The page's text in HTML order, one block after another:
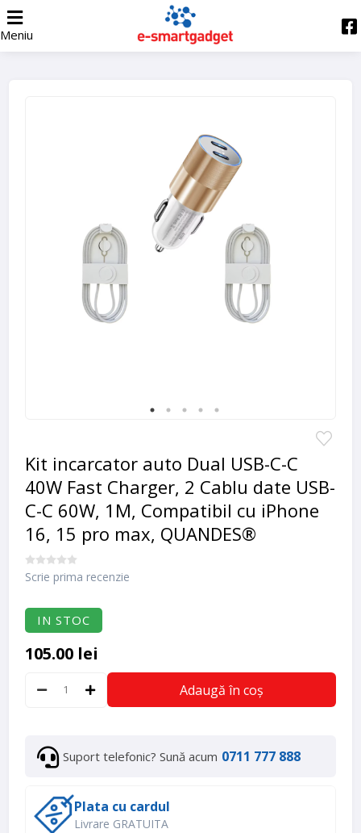
Meniu
Kit incarcator auto Dual USB-C-C
40W Fast Charger, 2 Cablu date USB-
C-C 60W, 1M, Compatibil cu iPhone
16, 15 pro max, QUANDES®
Scrie prima recenzie
IN STOC
105.00 lei
Adaugă în coș
Suport telefonic? Sună acum 0711 777 888
Plata cu cardul
Livrare GRATUITA